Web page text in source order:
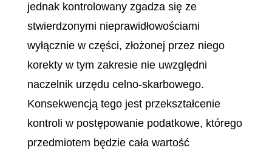
jednak kontrolowany zgadza się ze
stwierdzonymi nieprawidłowościami
wyłącznie w części, złożonej przez niego
korekty w tym zakresie nie uwzględni
naczelnik urzędu celno-skarbowego.
Konsekwencją tego jest przekształcenie
kontroli w postępowanie podatkowe, którego
przedmiotem będzie cała wartość